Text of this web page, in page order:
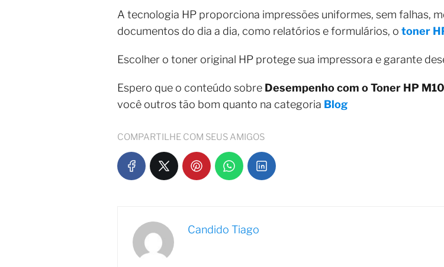
A tecnologia HP proporciona impressões uniformes, sem falhas,
documentos do dia a dia, como relatórios e formulários, o toner
Escolher o toner original HP protege sua impressora e garante
Espero que o conteúdo sobre Desempenho com o Toner HP
você outros tão bom quanto na categoria Blog
COMPARTILHE COM SEUS AMIGOS
Candido Tiago